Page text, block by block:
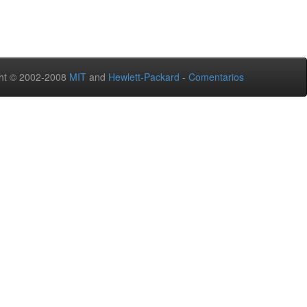
© 2002-2008 MIT and Hewlett-Packard - Comentarios